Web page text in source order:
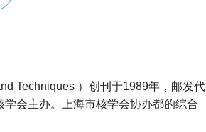
Techniques ）创刊于1989年，邮发代
会主办。上海市核学会协办都的综合